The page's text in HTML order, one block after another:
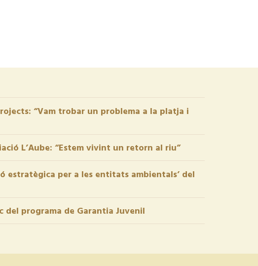
“Vam trobar un problema a la platja i
L’Aube: “Estem vivint un retorn al riu”
estratègica per a les entitats ambientals’ del
del programa de Garantia Juvenil